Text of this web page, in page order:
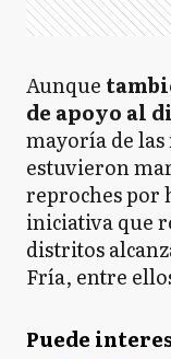
Aunque
de apoyo al
mayoría de las
estuvieron
reproches por
iniciativa que
distritos
Fría, entre
Puede